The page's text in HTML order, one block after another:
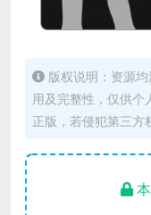
版权说明：资源
用及完整性，仅供个
正版，若侵犯第三方